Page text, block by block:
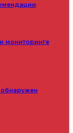
мониторинге
обнаружен